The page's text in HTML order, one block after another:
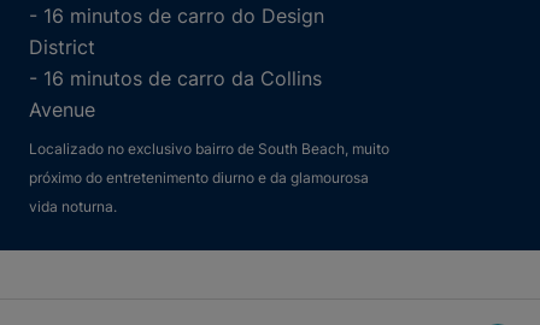
- 16 minutos de carro do Design
District
- 16 minutos de carro da Collins
Avenue
Localizado no exclusivo bairro de South Beach, muito
próximo do entretenimento diurno e da glamourosa
vida noturna.